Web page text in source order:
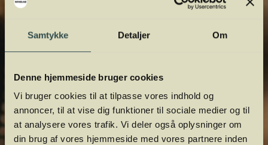
Samtykke Detaljer Om
Denne hjemmeside bruger cookies
Vi bruger cookies til at tilpasse vores indhold og
annoncer, til at vise dig funktioner til sociale medier og til
at analysere vores trafik. Vi deler også oplysninger om
din brug af vores hjemmeside med vores partnere inden